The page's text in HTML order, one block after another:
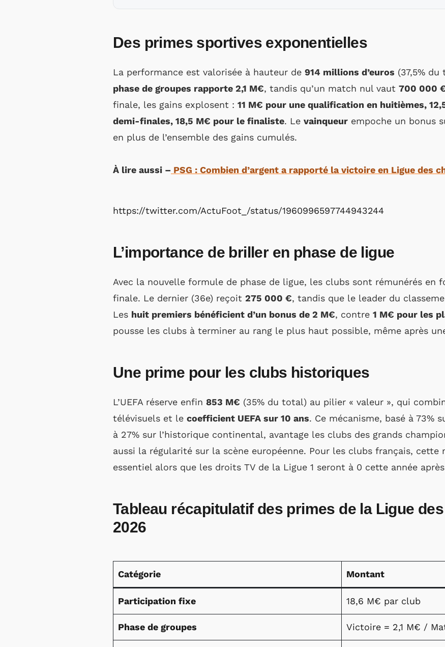
Des primes sportives exponentielles
La performance est valorisée à hauteur de 914 millions d’euros (37,5%
phase de groupes rapporte 2,1 M€, tandis qu’un match nul vaut 700 000
finale, les gains explosent : 11 M€ pour une qualification en huitièmes,
demi-finales, 18,5 M€ pour le finaliste. Le vainqueur empoche un bonus
en plus de l’ensemble des gains cumulés.
À lire aussi – PSG : Combien d’argent a rapporté la victoire en Ligue des
https://twitter.com/ActuFoot_/status/1960996597744943244
L’importance de briller en phase de ligue
Avec la nouvelle formule de phase de ligue, les clubs sont rémunérés en
finale. Le dernier (36e) reçoit 275 000 €, tandis que le leader du
Les huit premiers bénéficient d’un bonus de 2 M€, contre 1 M€ pour les
pousse les clubs à terminer au rang le plus haut possible, même après
Une prime pour les clubs historiques
L’UEFA réserve enfin 853 M€ (35% du total) au pilier « valeur », qui
télévisuels et le coefficient UEFA sur 10 ans. Ce mécanisme, basé à 73%
à 27% sur l’historique continental, avantage les clubs des grands
aussi la régularité sur la scène européenne. Pour les clubs français, cette
essentiel alors que les droits TV de la Ligue 1 seront à 0 cette année
Tableau récapitulatif des primes de la Ligue
2026
Catégorie Montant
Participation fixe 18,6 M€ par club
Phase de groupes Victoire = 2,1 M€ /